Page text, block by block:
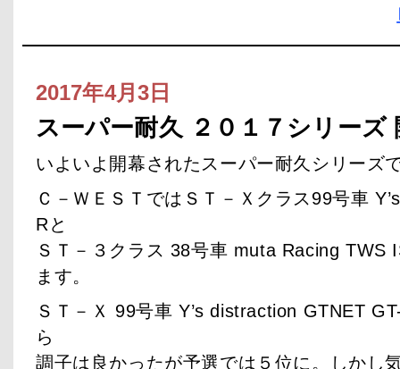
2017年4月3日
スーパー耐久 ２０１７シリーズ
いよいよ開幕されたスーパー耐久シリーズ
Ｃ－ＷＥＳＴではＳＴ－Ｘクラス99号車
Rと
ＳＴ－３クラス 38号車 muta Racing TWS
ます。
ＳＴ－Ｘ 99号車 Y’s distraction GTNET
ら
調子は良かったが予選では５位に。しかし